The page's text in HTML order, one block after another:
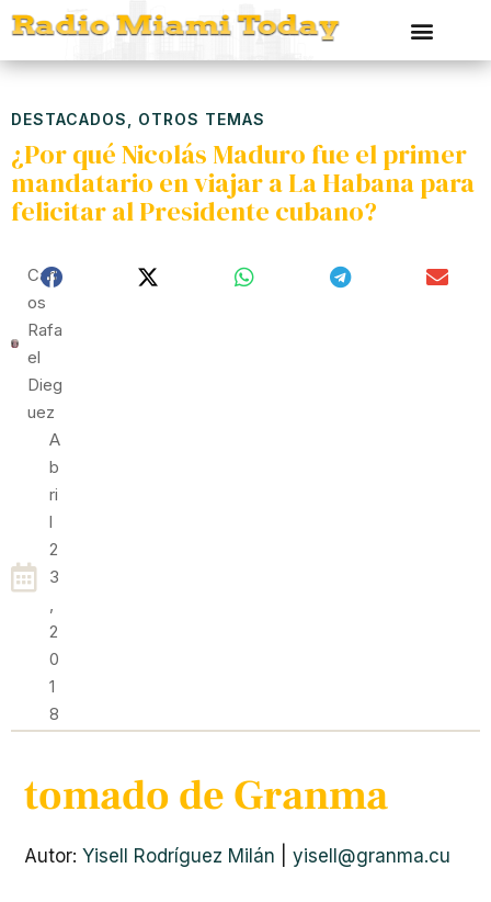
DESTACADOS OTROS TEMAS
¿Por qué Nicolás Maduro fue el primer
mandatario en viajar a La Habana para
felicitar al Presidente cubano?
Carl
Os
Rafa
El
Dieg
Uez
A
B
Ri
L
2
3
,
2
0
1
8
tomado de Granma
Autor: Yisell Rodríguez Milán yisell@granma.cu